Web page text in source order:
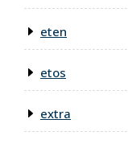
eten
etos
extra